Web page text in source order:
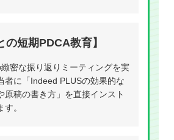
の短期PDCA教育】
密な振り返りミーティングを実
者に「Indeed PLUSの効果的な
原稿の書き方」を直接インスト
。